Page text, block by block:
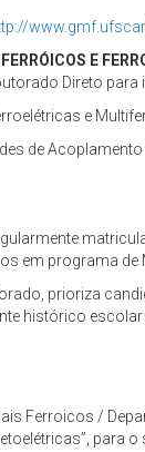
E
Direto para
e
de
em programa
prioriza
histórico
Ferroicos /
para o